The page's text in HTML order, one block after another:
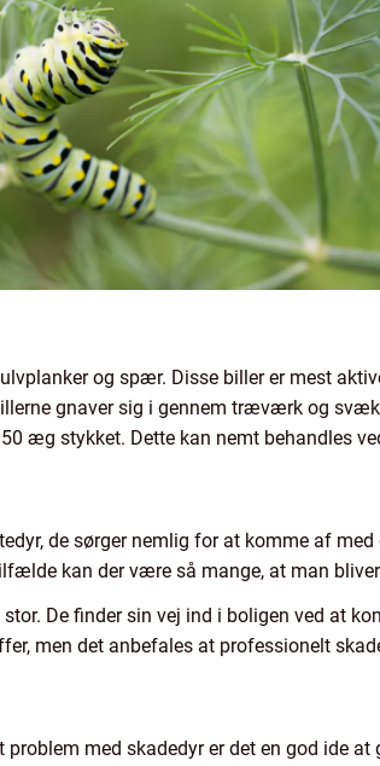
og spær. Disse biller er mest
gnaver sig i gennem træværk og
æg stykket. Dette kan nemt behandles
de sørger nemlig for at komme af
kan der være så mange, at man
De finder sin vej ind i boligen ved at
men det anbefales at professionelt
med skadedyr er det en god ide